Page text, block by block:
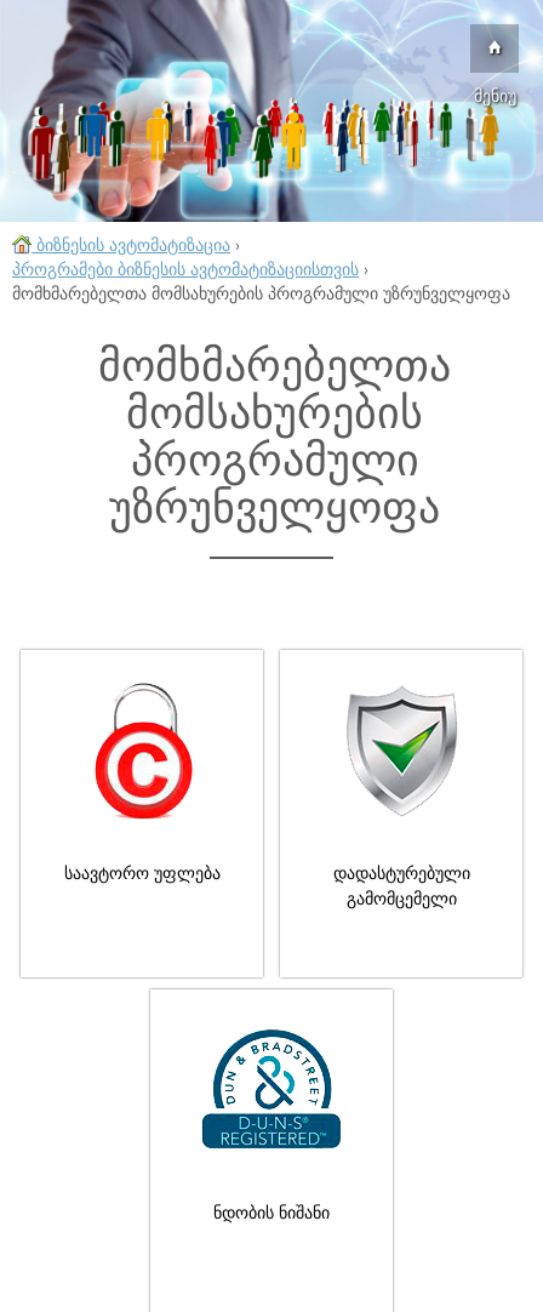
მენიუ
ბიზნესის ავტომატიზაცია ›
პროგრამები ბიზნესის ავტომატიზაციისთვის ›
მომხმარებელთა მომსახურების პროგრამული უზრუნველყოფა
მომხმარებელთა
მომსახურების
პროგრამული
უზრუნველყოფა
საავტორო უფლება
დადასტურებული
გამომცემელი
ნდობის ნიშანი